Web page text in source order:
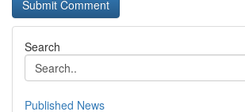
Search
Published News